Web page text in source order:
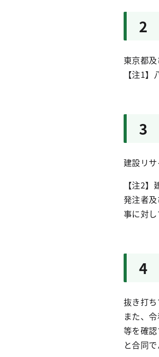
2
東京都
【注1
3
建設リ
【注2
発注者
事に対し
4
抜き打
また、
等を確
と合同